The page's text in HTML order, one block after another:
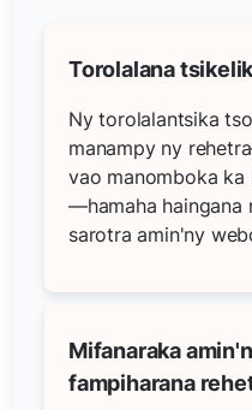
Torolalana
Ny torolalantsika
manampy ny
vao manomboka ka
—hamaha haingana
sarotra amin'ny
Mifanaraka
fampiharana